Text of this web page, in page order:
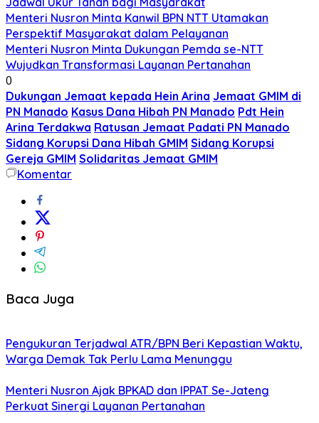
Menteri Nusron Minta Kanwil BPN NTT Utamakan
Perspektif Masyarakat dalam Pelayanan
Menteri Nusron Minta Dukungan Pemda se-NTT
Wujudkan Transformasi Layanan Pertanahan
0
Dukungan Jemaat kepada Hein Arina Jemaat GMIM di
PN Manado Kasus Dana Hibah PN Manado Pdt Hein
Arina Terdakwa Ratusan Jemaat Padati PN Manado
Sidang Korupsi Dana Hibah GMIM Sidang Korupsi
Gereja GMIM Solidaritas Jemaat GMIM
Komentar
Baca Juga
Pengukuran Terjadwal ATR/BPN Beri Kepastian Waktu,
Warga Demak Tak Perlu Lama Menunggu
Menteri Nusron Ajak BPKAD dan IPPAT Se-Jateng
Perkuat Sinergi Layanan Pertanahan